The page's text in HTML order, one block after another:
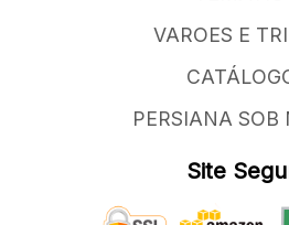
VAROES E
PERSIANA SOB
Site